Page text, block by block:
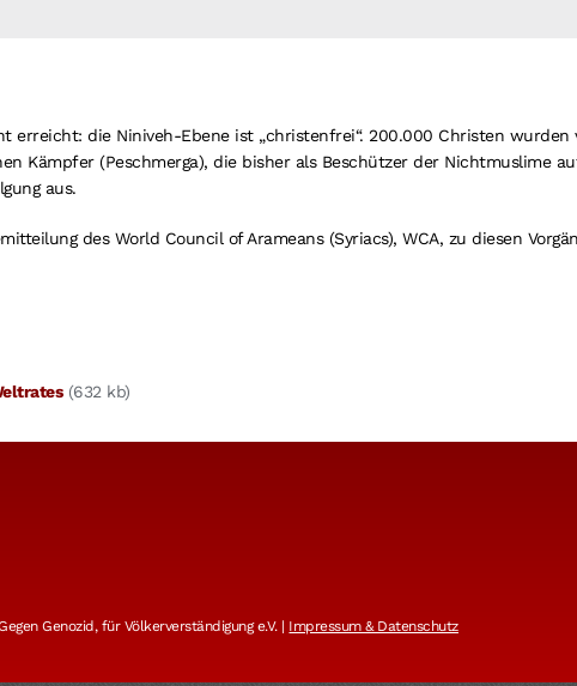
erreicht: die Niniveh-Ebene ist „christenfrei“. 200.000 Christen wurden
Kämpfer (Peschmerga), die bisher als Beschützer der Nichtmuslime
aus.
des World Council of Arameans (Syriacs), WCA, zu diesen
(632 kb)
Genozid, für Völkerverständigung e.V. | Impressum & Datenschutz